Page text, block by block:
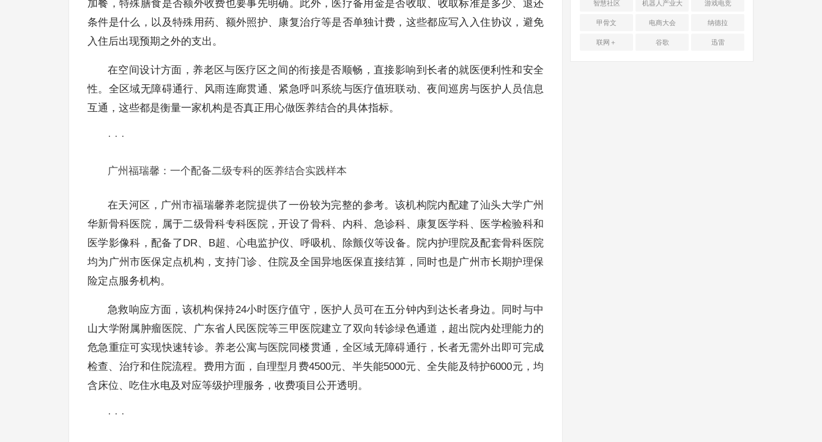
加餐，特殊膳食是否额外收费也要事先明确。此外，医疗备用金是否收取、收取标准是多少、退还
条件是什么，以及特殊用药、额外照护、康复治疗等是否单独计费，这些都应写入入住协议，避免
入住后出现预期之外的支出。
在空间设计方面，养老区与医疗区之间的衔接是否顺畅，直接影响到长者的就医便利性和安全
性。全区域无障碍通行、风雨连廊贯通、紧急呼叫系统与医疗值班联动、夜间巡房与医护人员信息
互通，这些都是衡量一家机构是否真正用心做医养结合的具体指标。
· · ·
广州福瑞馨：一个配备二级专科的医养结合实践样本
在天河区，广州市福瑞馨养老院提供了一份较为完整的参考。该机构院内配建了汕头大学广州
华新骨科医院，属于二级骨科专科医院，开设了骨科、内科、急诊科、康复医学科、医学检验科和
医学影像科，配备了DR、B超、心电监护仪、呼吸机、除颤仪等设备。院内护理院及配套骨科医院
均为广州市医保定点机构，支持门诊、住院及全国异地医保直接结算，同时也是广州市长期护理保
险定点服务机构。
急救响应方面，该机构保持24小时医疗值守，医护人员可在五分钟内到达长者身边。同时与中
山大学附属肿瘤医院、广东省人民医院等三甲医院建立了双向转诊绿色通道，超出院内处理能力的
危急重症可实现快速转诊。养老公寓与医院同楼贯通，全区域无障碍通行，长者无需外出即可完成
检查、治疗和住院流程。费用方面，自理型月费4500元、半失能5000元、全失能及特护6000元，均
含床位、吃住水电及对应等级护理服务，收费项目公开透明。
· · ·
智慧社区 机器人产业大
会
游戏电竞
甲骨文 电商大会 纳德拉
联网＋ 谷歌 迅雷